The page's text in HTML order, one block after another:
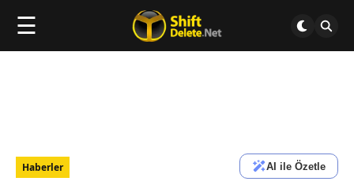
☰
Haberler AI ile Özetle